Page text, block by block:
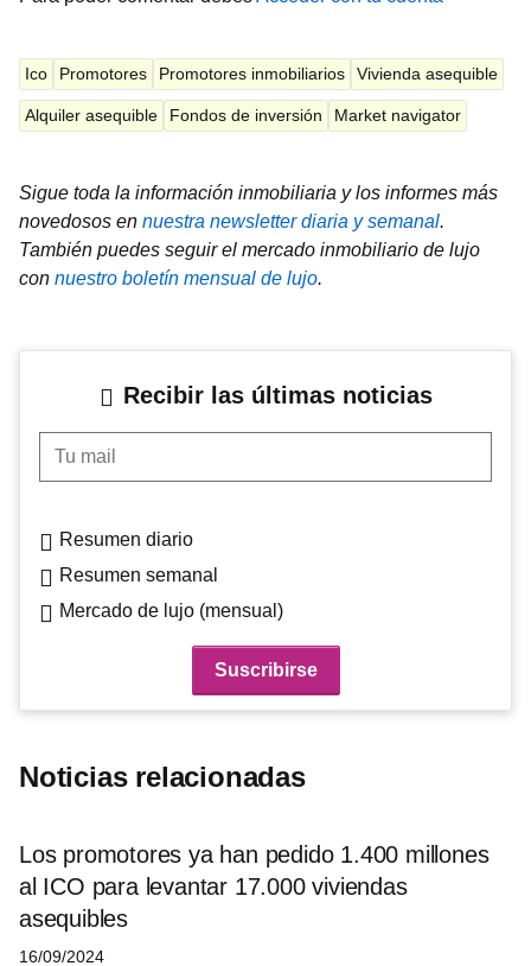
Ico Promotores Promotores inmobiliarios Vivienda asequible
Alquiler asequible Fondos de inversión Market navigator
Sigue toda la información inmobiliaria y los informes más
novedosos en nuestra newsletter diaria y semanal.
También puedes seguir el mercado inmobiliario de lujo
con nuestro boletín mensual de lujo.
Recibir las últimas noticias
Tu mail
Resumen diario
Resumen semanal
Mercado de lujo (mensual)
Noticias relacionadas
Los promotores ya han pedido 1.400 millones
al ICO para levantar 17.000 viviendas
asequibles
16/09/2024